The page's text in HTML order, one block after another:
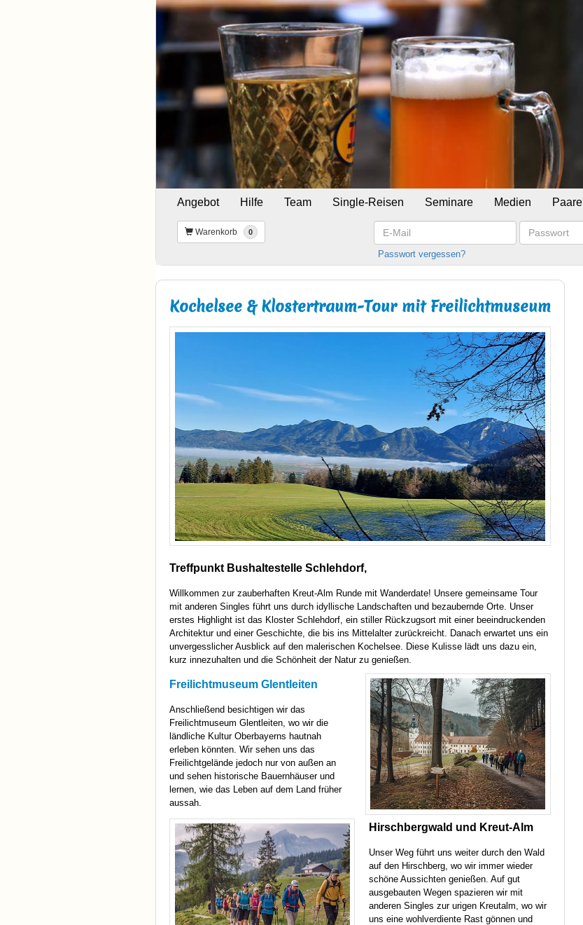
Angebot Hilfe Team Single-Reisen Seminare Medien Paare
Warenkorb 0
E-
Mail
Passwort
Passwort vergessen?
Kochelsee & Klostertraum-Tour mit Freilichtmuseum
Treffpunkt Bushaltestelle Schlehdorf,
Willkommen zur zauberhaften Kreut-Alm Runde mit Wanderdate! Unsere gemeinsame Tour
mit anderen Singles führt uns durch idyllische Landschaften und bezaubernde Orte. Unser
erstes Highlight ist das Kloster Schlehdorf, ein stiller Rückzugsort mit einer beeindruckenden
Architektur und einer Geschichte, die bis ins Mittelalter zurückreicht. Danach erwartet uns ein
unvergesslicher Ausblick auf den malerischen Kochelsee. Diese Kulisse lädt uns dazu ein,
kurz innezuhalten und die Schönheit der Natur zu genießen.
Freilichtmuseum Glentleiten
Anschließend besichtigen wir das
Freilichtmuseum Glentleiten, wo wir die
ländliche Kultur Oberbayerns hautnah
erleben könnten. Wir sehen uns das
Freilichtgelände jedoch nur von außen an
und sehen historische Bauernhäuser und
lernen, wie das Leben auf dem Land früher
aussah.
Hirschbergwald und Kreut-Alm
Unser Weg führt uns weiter durch den Wald
auf den Hirschberg, wo wir immer wieder
schöne Aussichten genießen. Auf gut
ausgebauten Wegen spazieren wir mit
anderen Singles zur urigen Kreutalm, wo wir
uns eine wohlverdiente Rast gönnen und